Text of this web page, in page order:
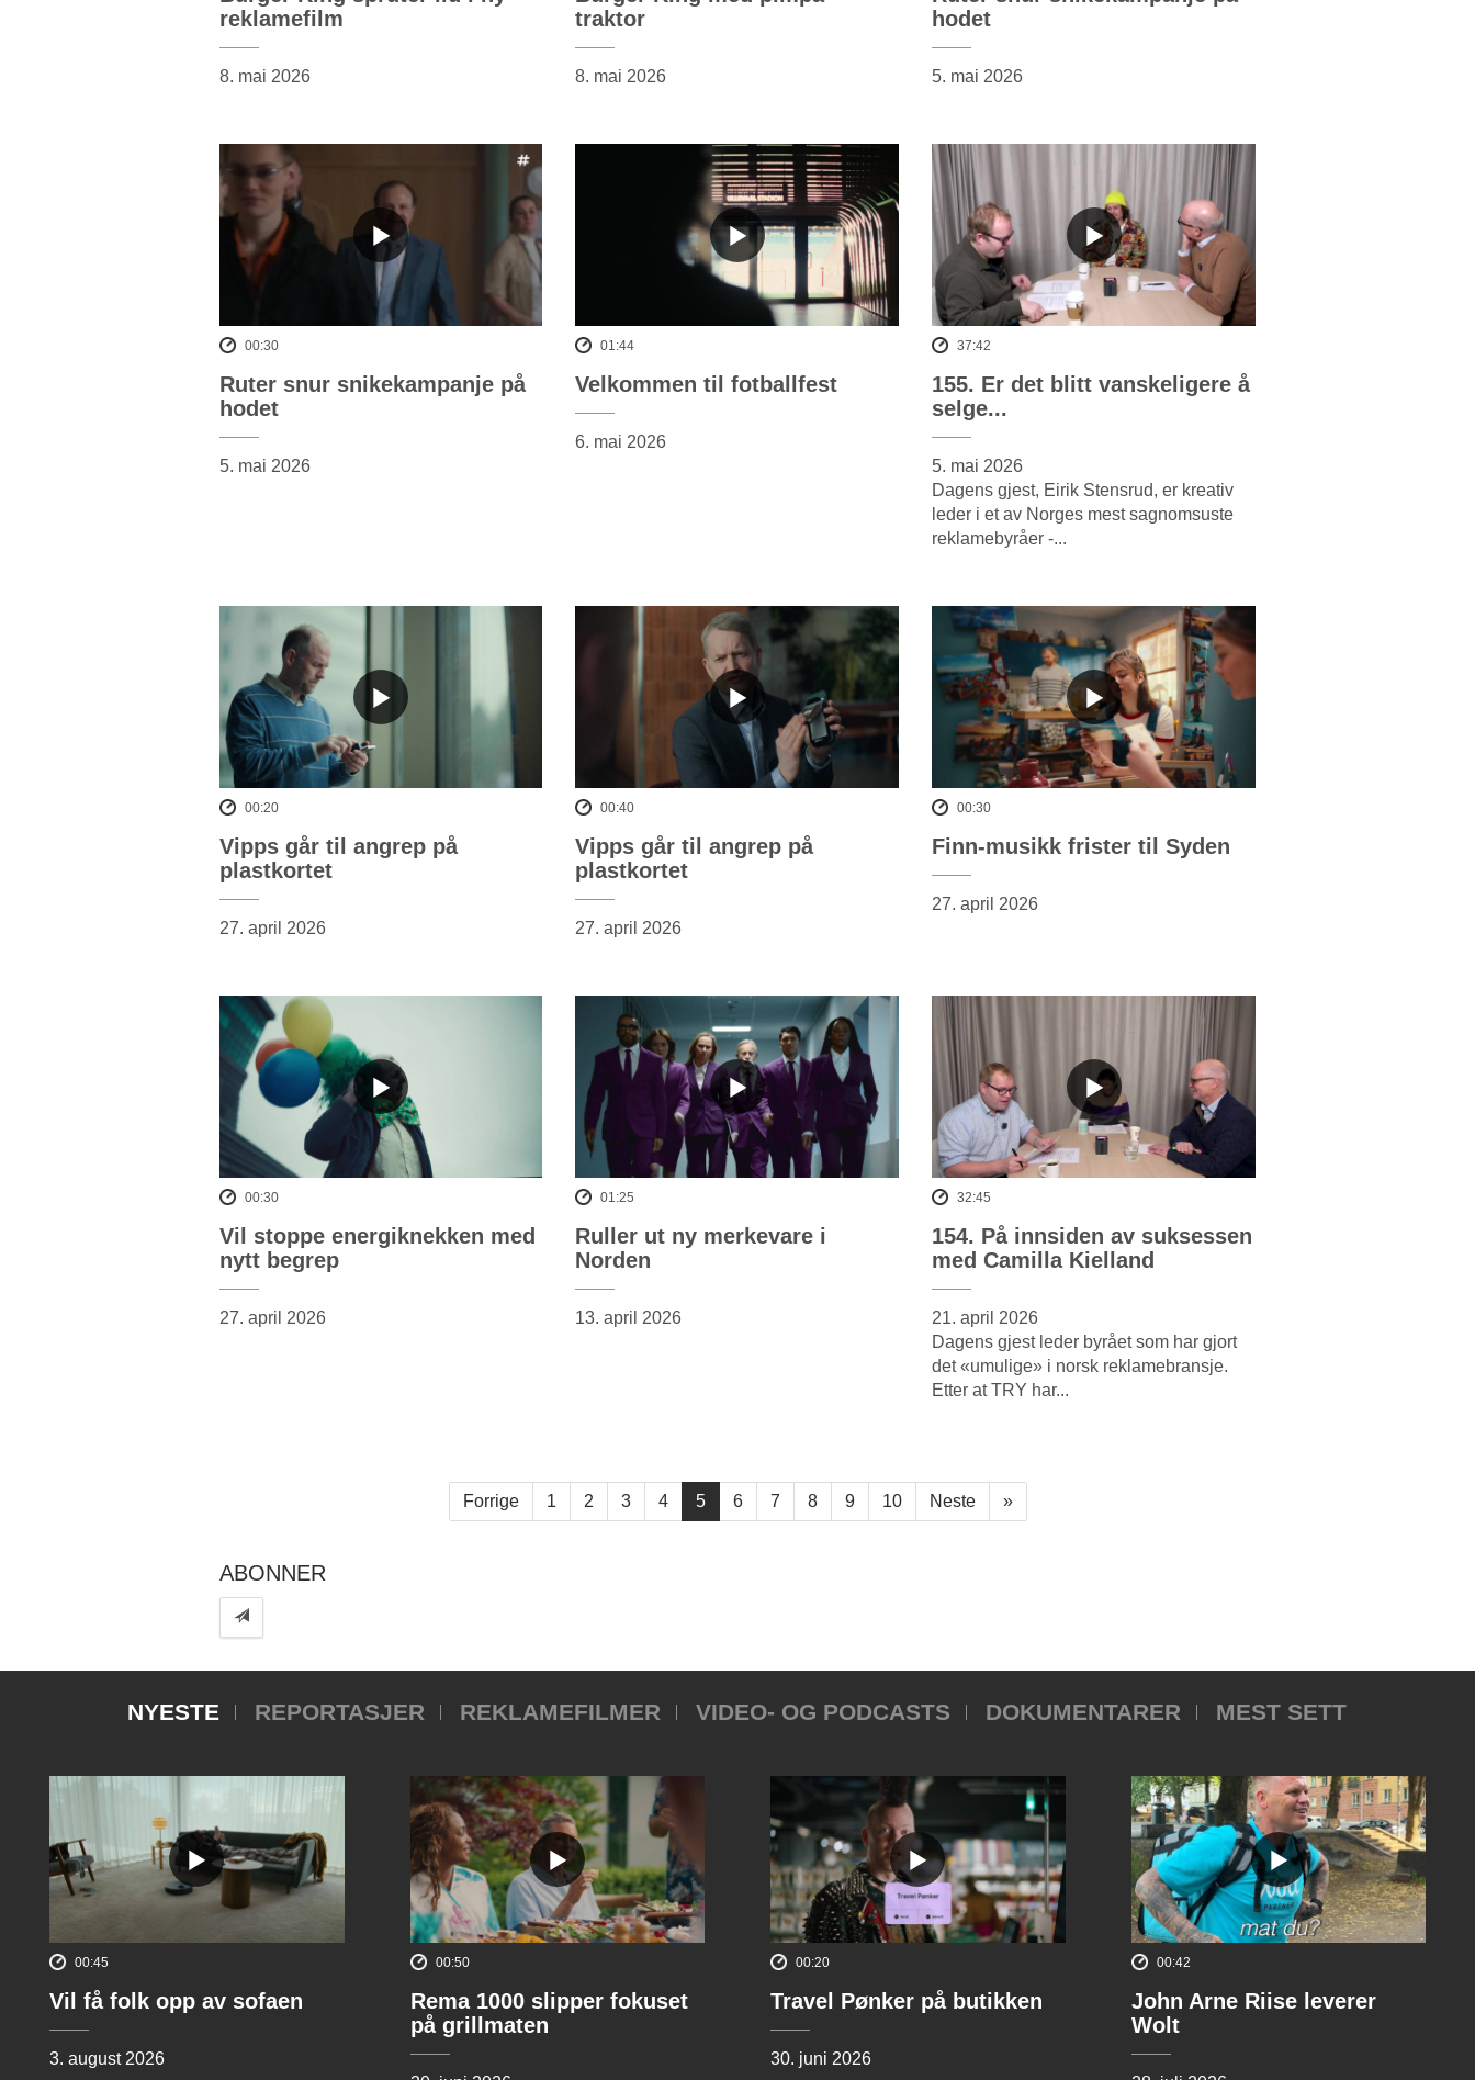
reklamefilm
8. mai 2026
traktor
8. mai 2026
hodet
5. mai 2026
00:30
Ruter snur snikekampanje på
hodet
5. mai 2026
01:44
Velkommen til fotballfest
6. mai 2026
37:42
155. Er det blitt vanskeligere å
selge...
5. mai 2026
Dagens gjest, Eirik Stensrud, er kreativ
leder i et av Norges mest sagnomsuste
reklamebyråer -...
00:20
Vipps går til angrep på
plastkortet
27. april 2026
00:40
Vipps går til angrep på
plastkortet
27. april 2026
00:30
Finn-musikk frister til Syden
27. april 2026
00:30
Vil stoppe energiknekken med
nytt begrep
27. april 2026
01:25
Ruller ut ny merkevare i
Norden
13. april 2026
32:45
154. På innsiden av suksessen
med Camilla Kielland
21. april 2026
Dagens gjest leder byrået som har gjort
det «umulige» i norsk reklamebransje.
Etter at TRY har...
Forrige 1 2 3 4 5 6 7 8 9 10 Neste »
ABONNER
NYESTE REPORTASJER REKLAMEFILMER VIDEO- OG PODCASTS DOKUMENTARER MEST SETT
00:45
Vil få folk opp av sofaen
3. august 2026
00:50
Rema 1000 slipper fokuset
på grillmaten
00:20
Travel Pønker på butikken
30. juni 2026
00:42
John Arne Riise leverer
Wolt